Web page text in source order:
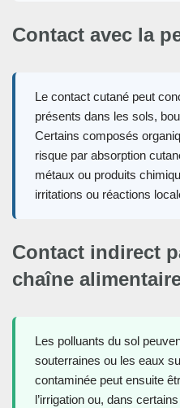
Contact avec la
Le contact cutané peut
présents dans les sols,
Certains composés
risque par absorption
métaux ou produits
irritations ou réactions
Contact indirect
chaîne
Les polluants du sol
souterraines ou les eaux
contaminée peut ensuite
l’irrigation ou, dans